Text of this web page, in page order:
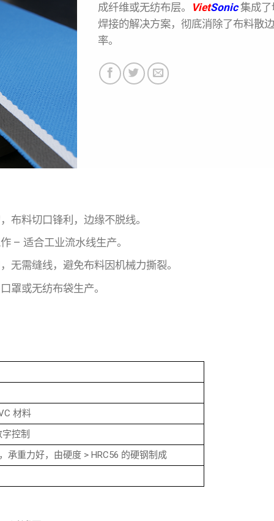
成纤维或无纺布层。
VietSonic集成了
焊接的解决方案，彻底消除了布料散
率。
布料切口锋利，边缘不脱线。
– 适合工业流水线生产。
无需缝线，避免布料因机械力撕裂。
罩或无纺布袋生产。
材料
控制
承重力好，由硬度 > HRC56 的硬钢制成